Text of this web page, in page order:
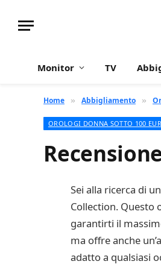
Monitor TV
Home » Abbigliamento »
OROLOGI DONNA SOTTO 100
Sei alla ricerca di
Collection. Questo
garantirti il
ma offre anche
adatto a qualsiasi